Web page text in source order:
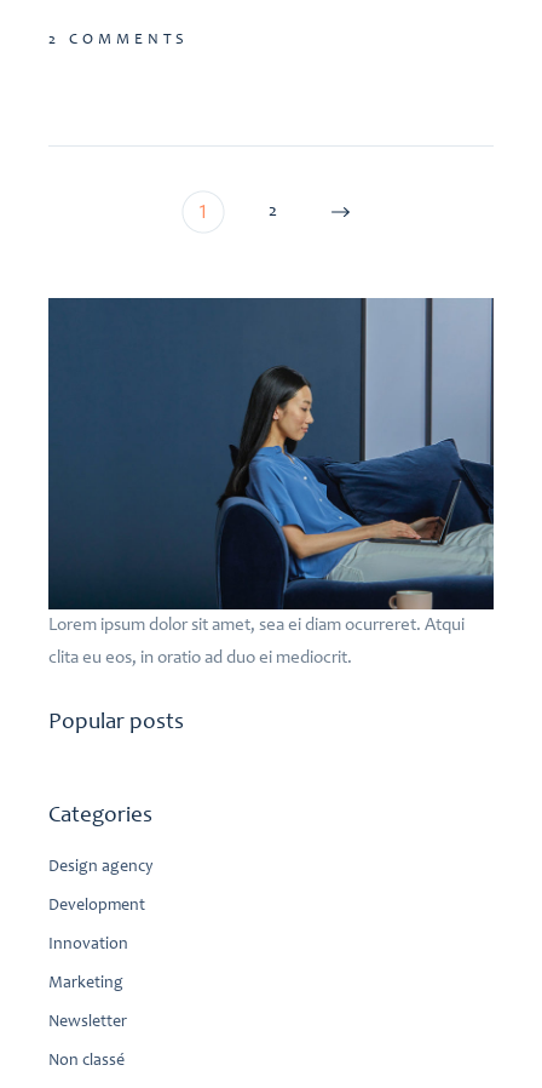
2 COMMENTS
Pagination
publications
1 2
Lorem ipsum dolor sit amet, sea ei diam ocurreret. Atqui
clita eu eos, in oratio ad duo ei mediocrit.
Popular posts
Categories
Design agency
Development
Innovation
Marketing
Newsletter
Non classé